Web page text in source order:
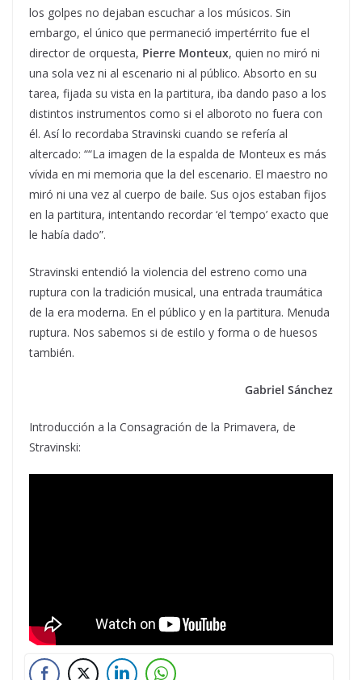
los golpes no dejaban escuchar a los músicos. Sin
embargo, el único que permaneció impertérrito fue el
director de orquesta, Pierre Monteux, quien no miró ni
una sola vez ni al escenario ni al público. Absorto en su
tarea, fijada su vista en la partitura, iba dando paso a los
distintos instrumentos como si el alboroto no fuera con
él. Así lo recordaba Stravinski cuando se refería al
altercado: ““La imagen de la espalda de Monteux es más
vívida en mi memoria que la del escenario. El maestro no
miró ni una vez al cuerpo de baile. Sus ojos estaban fijos
en la partitura, intentando recordar ‘el ‘tempo’ exacto que
le había dado”.
Stravinski entendió la violencia del estreno como una
ruptura con la tradición musical, una entrada traumática
de la era moderna. En el público y en la partitura. Menuda
ruptura. Nos sabemos si de estilo y forma o de huesos
también.
Gabriel Sánchez
Introducción a la Consagración de la Primavera, de
Stravinski: